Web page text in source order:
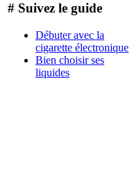
# Suivez le guide
Débuter avec la
cigarette électronique
Bien choisir ses
liquides